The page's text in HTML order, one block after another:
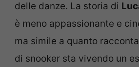
delle danze. La storia di
è meno appassionante e
ma simile a quanto
di snooker sta vivendo un